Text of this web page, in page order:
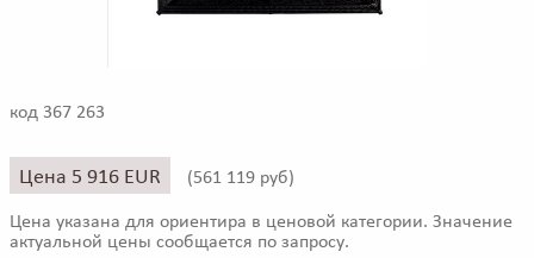
код 367 263
Цена 5 916 EUR (561 119 руб)
Цена указана для ориентира в ценовой категории. Значение
актуальной цены сообщается по запросу.